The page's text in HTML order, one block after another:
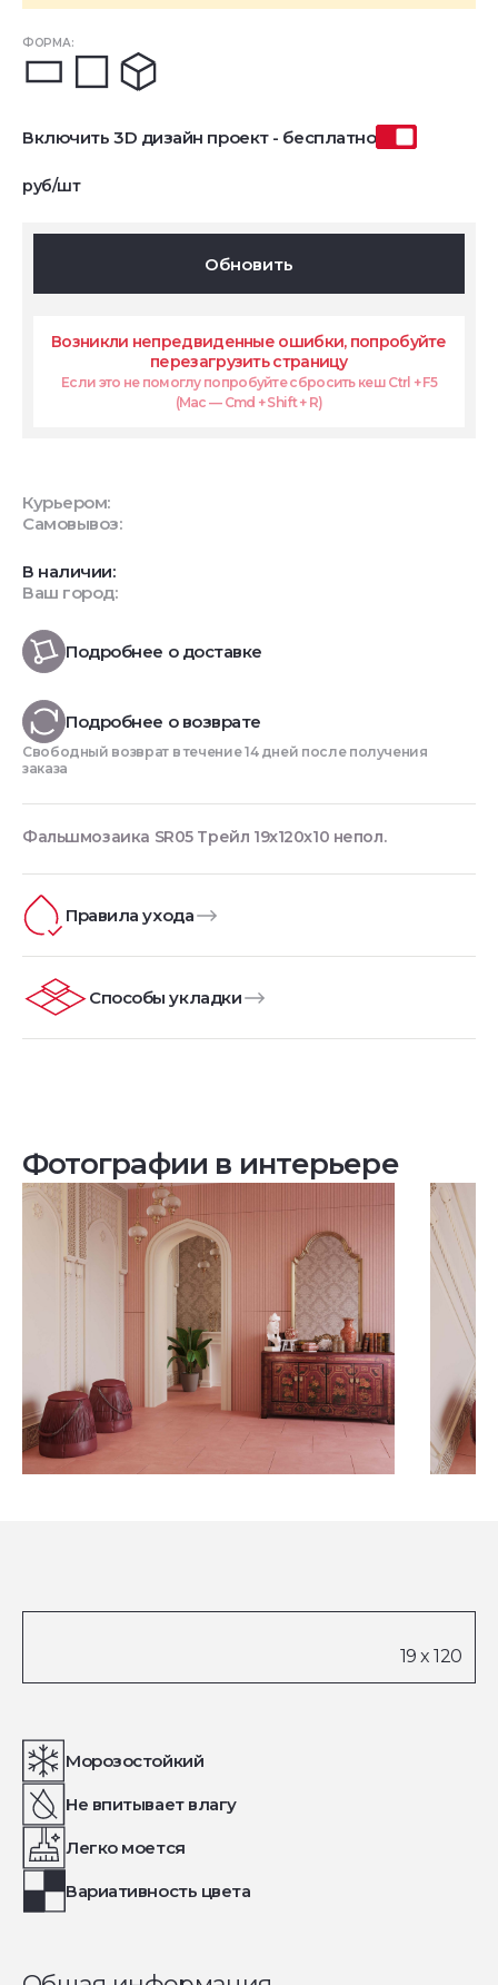
ФОРМА:
Включить 3D дизайн проект - бесплатно
руб/шт
Обновить
Возникли непредвиденные ошибки, попробуйте
перезагрузить страницу
Если это не помоглу попробуйте сбросить кеш Ctrl + F5
(Mac — Cmd + Shift + R)
Курьером:
Самовывоз:
В наличии:
Ваш город:
Подробнее о доставке
Подробнее о возврате
Свободный возврат в течение 14 дней после получения
заказа
Фальшмозаика SR05 Трейл 19x120x10 непол.
Правила ухода
Способы укладки
Фотографии в интерьере
Посмотреть все проекты
Морозостойкий
Не впитывает влагу
Легко моется
Вариативность цвета